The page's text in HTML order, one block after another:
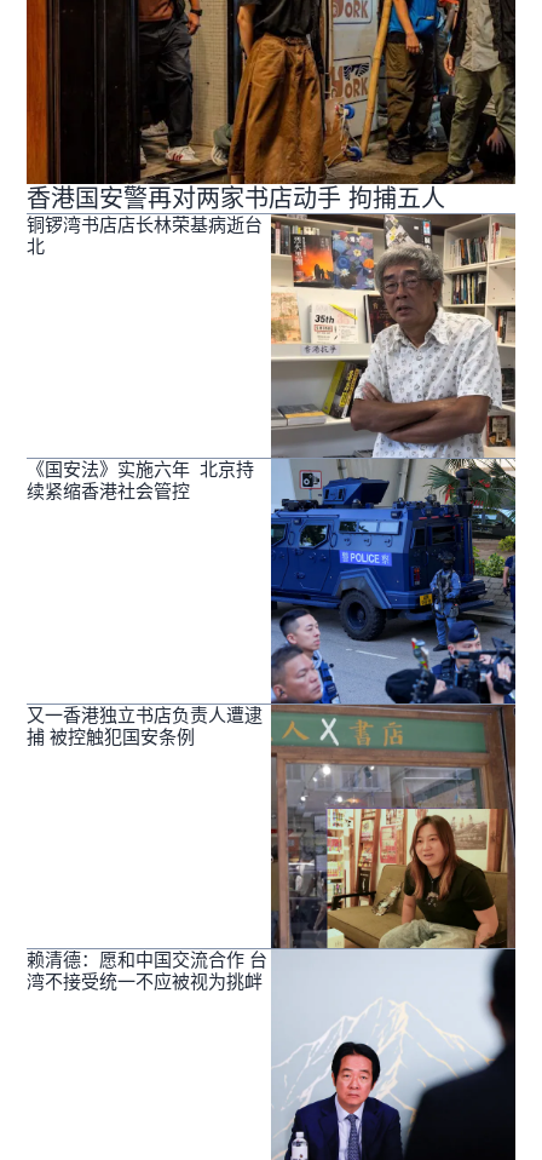
香港国安警再对两家书店动手 拘捕五人
铜锣湾书店店长林荣基病逝台
北
《国安法》实施六年 北京持
续紧缩香港社会管控
又一香港独立书店负责人遭逮
捕 被控触犯国安条例
赖清德：愿和中国交流合作 台
湾不接受统一不应被视为挑衅